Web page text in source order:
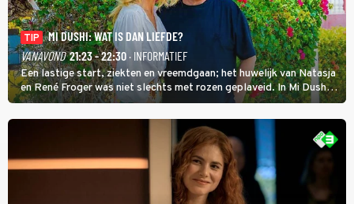
TIP
MI DUSHI: WAT IS DAN LIEFDE?
VANAVOND 21:23 - 22:30 · INFORMATIEF
Een lastige start, ziekten en vreemdgaan; het huwelijk van Natasja
en René Froger was niet slechts met rozen geplaveid. In Mi Dushi:
Wat Is Dan Liefde? neemt Wilfred Genee het showbizzkoppel mee
uit vissen om het over de liefde te hebben.